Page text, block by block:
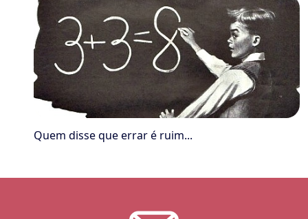
Quem disse que errar é ruim...